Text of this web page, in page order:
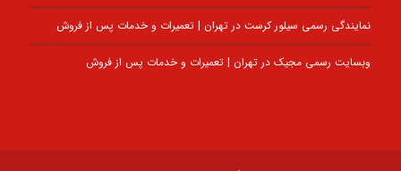
نمایندگی رسمی سیلور کرست در تهران | تعمیرات و خدمات پس از فروش
وبسایت رسمی مجیک در تهران | تعمیرات و خدمات پس از فروش